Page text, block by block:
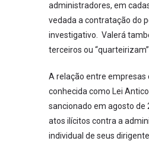
administradores, em
vedada a contratação do
investigativo. Valerá
terceiros ou
A relação entre empresas
conhecida como Lei
sancionado em agosto de
atos ilícitos contra a
individual de seus